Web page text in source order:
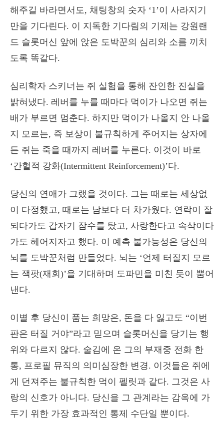
해주길 바라면서도, 채팅창의 숫자 ‘1’이 사라지기
만을 기다린다. 이 지독한 기다림의 기제는 강원랜
드 슬롯머신 앞에 앉은 도박꾼의 심리와 소름 끼치
도록 똑같다.
심리학자 스키너는 쥐 실험을 통해 잔인한 진실을
밝혀냈다. 레버를 누를 때마다 먹이가 나오면 쥐는
배가 부르면 멈춘다. 하지만 먹이가 나올지 안 나올
지 모르는, 즉 보상이 불규칙하게 주어지는 상자에
든 쥐는 죽을 때까지 레버를 누른다. 이것이 바로
‘간헐적 강화(Intermittent Reinforcement)’다.
당신의 연애가 그랬을 것이다. 그는 때로는 세상없
이 다정했고, 때로는 남보다 더 차가웠다. 연락이 잘
되다가도 갑자기 잠수를 탔고, 사랑한다고 속삭이다
가도 헤어지자고 했다. 이 예측 불가능성은 당신의
뇌를 도박꾼처럼 만들었다. 뇌는 ‘언제 터질지 모르
는 잭팟(재회)’을 기대하며 도파민을 미친 듯이 뿜어
낸다.
이별 후 당신이 품는 희망은, 돈을 다 잃고도 “이번
판은 터질 거야”라고 믿으며 슬롯머신을 당기는 행
위와 다르지 않다. 술김에 온 그의 부재중 전화 한
통, 프로필 뮤직의 의미심장한 변경. 이것들은 쥐에
게 던져주는 불규칙한 먹이 펠릿과 같다. 그것은 사
랑의 신호가 아니다. 당신을 그 관계라는 감옥에 가
두기 위한 가장 효과적인 통제 수단일 뿐이다.